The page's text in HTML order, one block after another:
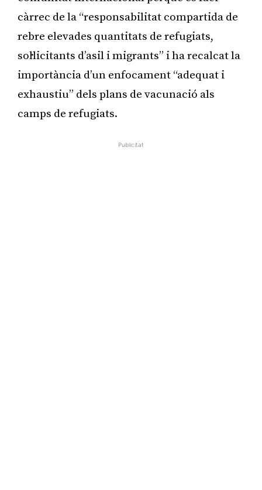
càrrec de la “responsabilitat compartida de
rebre elevades quantitats de refugiats,
sol·licitants d’asil i migrants” i ha recalcat la
importància d’un enfocament “adequat i
exhaustiu” dels plans de vacunació als
camps de refugiats.
Publicitat